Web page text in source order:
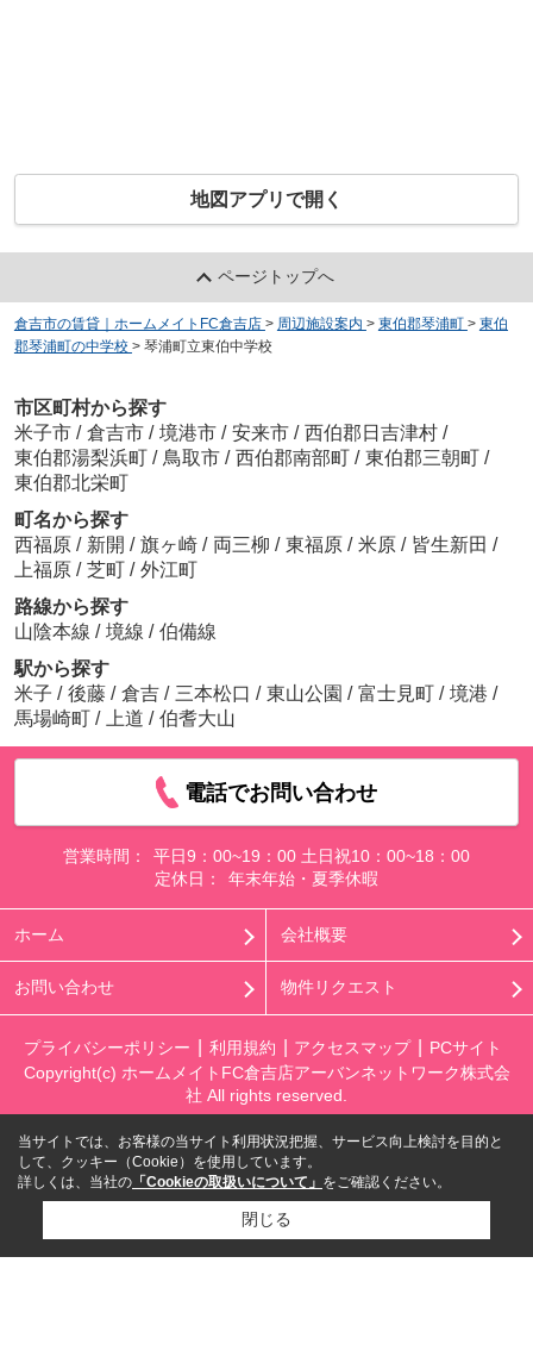
地図アプリで開く
ページトップへ
倉吉市の賃貸｜ホームメイトFC倉吉店 > 周辺施設案内 > 東伯郡琴浦町 > 東伯
郡琴浦町の中学校 > 琴浦町立東伯中学校
市区町村から探す
米子市 / 倉吉市 / 境港市 / 安来市 / 西伯郡日吉津村 /
東伯郡湯梨浜町 / 鳥取市 / 西伯郡南部町 / 東伯郡三朝町 /
東伯郡北栄町
町名から探す
西福原 / 新開 / 旗ヶ崎 / 両三柳 / 東福原 / 米原 / 皆生新田 /
上福原 / 芝町 / 外江町
路線から探す
山陰本線 / 境線 / 伯備線
駅から探す
米子 / 後藤 / 倉吉 / 三本松口 / 東山公園 / 富士見町 / 境港 /
馬場崎町 / 上道 / 伯耆大山
電話でお問い合わせ
営業時間：
平日9：00~19：00 土日祝10：00~18：00
定休日：
年末年始・夏季休暇
ホーム 会社概要
お問い合わせ 物件リクエスト
プライバシーポリシー 利用規約 アクセスマップ
PCサイト
Copyright(c) ホームメイトFC倉吉店アーバンネットワーク株式会
社 All rights reserved.
当サイトでは、お客様の当サイト利用状況把握、サービス向上検討を目的と
して、クッキー（Cookie）を使用しています。
詳しくは、当社の 「Cookieの取扱いについて」 をご確認ください。
閉じる